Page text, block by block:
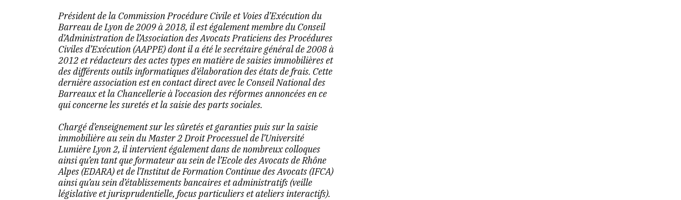
Président de la Commission Procédure Civile et Voies d’Exécution du
Barreau de Lyon de 2009 à 2018, il est également membre du Conseil
d’Administration de l’Association des Avocats Praticiens des Procédures
Civiles d’Exécution (AAPPE) dont il a été le secrétaire général de 2008 à
2012 et rédacteurs des actes types en matière de saisies immobilières et
des différents outils informatiques d’élaboration des états de frais. Cette
dernière association est en contact direct avec le Conseil National des
Barreaux et la Chancellerie à l’occasion des réformes annoncées en ce
qui concerne les suretés et la saisie des parts sociales.
Chargé d’enseignement sur les sûretés et garanties puis sur la saisie
immobilière au sein du Master 2 Droit Processuel de l’Université
Lumière Lyon 2, il intervient également dans de nombreux colloques
ainsi qu’en tant que formateur au sein de l’Ecole des Avocats de Rhône
Alpes (EDARA) et de l’Institut de Formation Continue des Avocats (IFCA)
ainsi qu’au sein d’établissements bancaires et administratifs (veille
législative et jurisprudentielle, focus particuliers et ateliers interactifs).